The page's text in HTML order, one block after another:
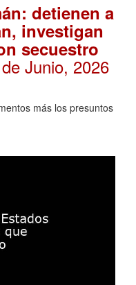
detienen a
investigan
secuestro
Junio, 2026
más los presuntos